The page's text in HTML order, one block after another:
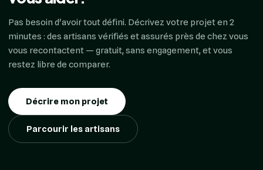
Pas besoin d'avoir tout défini. Décrivez votre projet en 2
minutes : des artisans vérifiés et assurés près de chez vous
vous recontactent — gratuit, sans engagement, et vous
restez libre de comparer.
Décrire mon projet
Parcourir les artisans